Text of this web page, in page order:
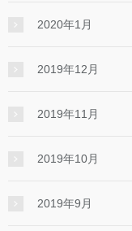
2020年1月
2019年12月
2019年11月
2019年10月
2019年9月